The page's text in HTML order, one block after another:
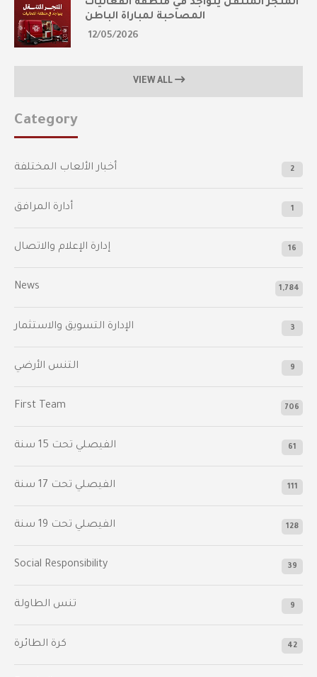
المتجر المتنقل يتواجد في منطقة الفعاليات
المصاحبة لمباراة الباطن
12/05/2026
VIEW ALL
Category
أخبار الألعاب المختلفة 2
أدارة المرافق 1
إدارة الإعلام والاتصال 16
News 1,784
الإدارة التسويق والاستثمار 3
التنس الأرضي 9
First Team 706
الفيصلي‬⁩ تحت 15 سنة 61
‫الفيصلي‬⁩ تحت 17 سنة 111
الفيصلي‬⁩ تحت 19 سنة 128
Social Responsibility 39
تنس الطاولة 9
كرة الطائرة 42